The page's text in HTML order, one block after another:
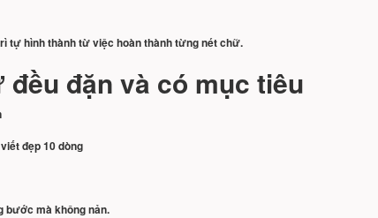
tự hình thành từ việc hoàn thành từng nét chữ.
đặn và có mục tiêu
đẹp 10 dòng
bước mà không nản.